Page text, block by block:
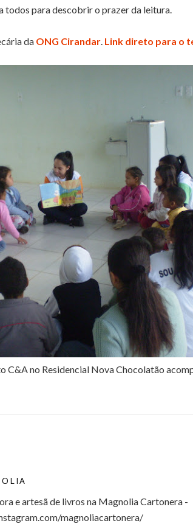
todos para descobrir o prazer da leitura.
da ONG Cirandar. Link direto para o
C&A no Residencial Nova Chocolatão
e artesã de livros na Magnolia Cartonera -
magnoliacartonera/